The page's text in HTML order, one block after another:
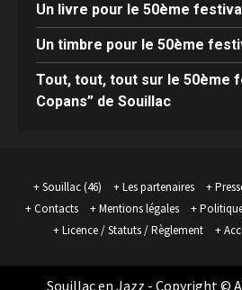
Un livre pour le 50ème
Un timbre pour le 50ème
Tout, tout, tout sur le 50ème
Copans” de Souillac
Souillac (46) Les partenaires
Contacts
Mentions légales
Licence / Statuts / Règlement
Souillac en Jazz - Copyright ©